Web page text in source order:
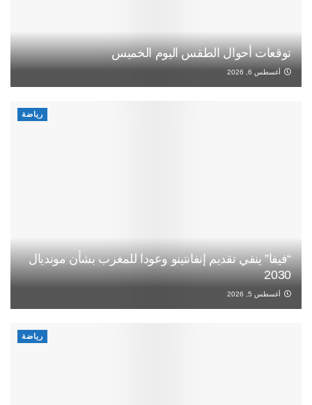
توقعات أحوال الطقس اليوم الخميس
أغسطس 6, 2026
رياضة
“فيفا” ينفي تقديم إنفانتينو وعودا للمغرب بشأن مونديال
2030
أغسطس 5, 2026
رياضة